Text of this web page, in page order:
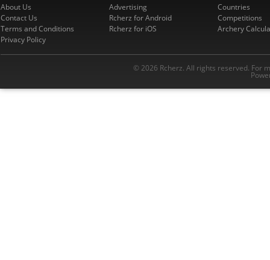
About Us
Contact Us
Terms and Conditions
Privacy Policy
Advertising
Rcherz for Android
Rcherz for iOS
Countries
Competitions
Archery
© 2026 Rcherz. All rights reserved. For